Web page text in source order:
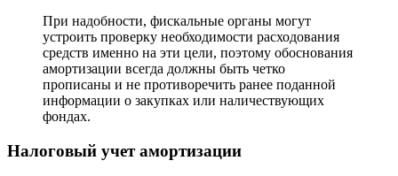
При надобности, фискальные органы могут
устроить проверку необходимости расходования
средств именно на эти цели, поэтому обоснования
амортизации всегда должны быть четко
прописаны и не противоречить ранее поданной
информации о закупках или наличествующих
фондах.
Налоговый учет амортизации